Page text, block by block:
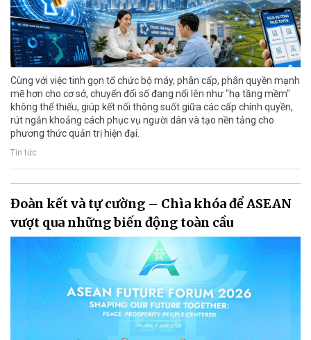
Cùng với việc tinh gọn tổ chức bộ máy, phân cấp, phân quyền mạnh
mẽ hơn cho cơ sở, chuyển đổi số đang nổi lên như "hạ tầng mềm"
không thể thiếu, giúp kết nối thông suốt giữa các cấp chính quyền,
rút ngắn khoảng cách phục vụ người dân và tạo nền tảng cho
phương thức quản trị hiện đại.
Tin tức
Đoàn kết và tự cường – Chìa khóa để ASEAN
vượt qua những biến động toàn cầu